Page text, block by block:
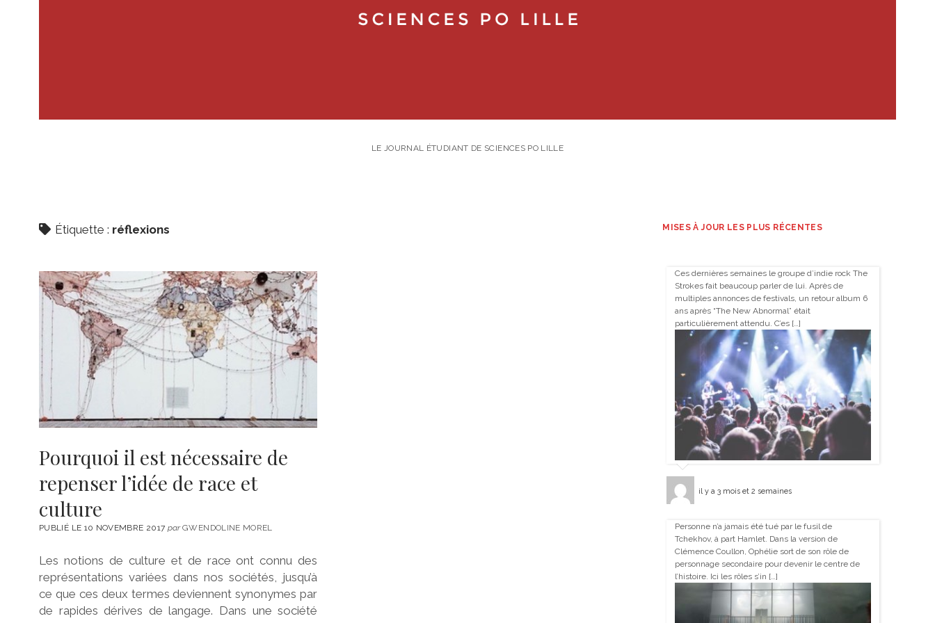
LE JOURNAL ÉTUDIANT DE SCIENCES PO LILLE
Étiquette : réflexions
Pourquoi il est nécessaire de
repenser l’idée de race et
culture
PUBLIÉ LE 10 NOVEMBRE 2017 parGWENDOLINE MOREL
Les notions de culture et de race ont connu des
représentations variées dans nos sociétés, jusqu’à
ce que ces deux termes deviennent synonymes par
de rapides dérives de langage. Dans une société
MISES À JOUR LES PLUS RÉCENTES
Ces dernières semaines le groupe d’indie rock The
Strokes fait beaucoup parler de lui. Après de
multiples annonces de festivals, un retour album 6
ans après “The New Abnormal” était
particulièrement attendu. C’es […]
il y a 3 mois et 2 semaines
Personne n’a jamais été tué par le fusil de
Tchekhov, à part Hamlet. Dans la version de
Clémence Coullon, Ophélie sort de son rôle de
personnage secondaire pour devenir le centre de
l’histoire. Ici les rôles s’in […]